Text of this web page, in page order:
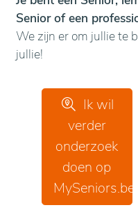
Senior of een
We zijn er om jullie te
jullie!
Ik wil
verder
onderzoek
doen op
MySeniors.be